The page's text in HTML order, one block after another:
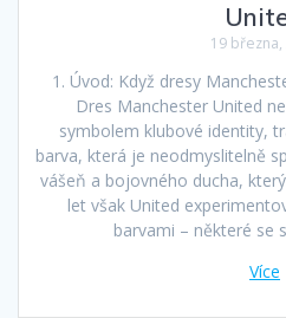
19 března,
1. Úvod: Když dresy
Dres Manchester United
symbolem klubové identity,
barva, která je neodmyslitelně
vášeň a bojovného ducha,
let však United
barvami – některé se
Více